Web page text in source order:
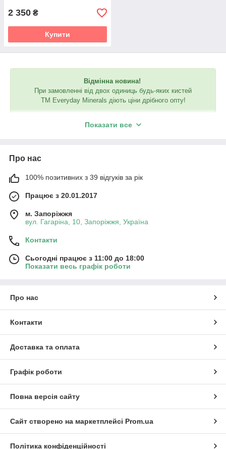
2 350 ₴
Купити
Відмінна новина!
При замовленні від двох одиниць будь-яких кистей
ТМ Everyday Minerals діють ціни дрібного опту!
Показати все
Про нас
100% позитивних з 39 відгуків за рік
Працює з 20.01.2017
м. Запоріжжя
вул. Гагаріна, 10, Запоріжжя, Україна
Контакти
Сьогодні працює з 11:00 до 18:00
Показати весь графік роботи
Про нас
Контакти
Доставка та оплата
Графік роботи
Повна версія сайту
Сайт створено на маркетплейсі Prom.ua
Політика конфіденційності